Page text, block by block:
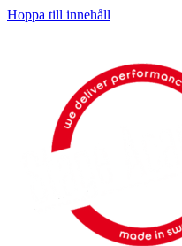
Hoppa till innehåll